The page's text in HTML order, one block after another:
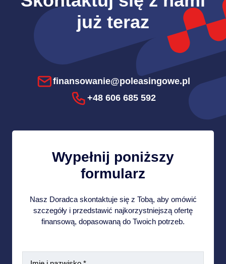
już teraz
finansowanie@poleasingowe.pl
+48 606 685 592
Wypełnij poniższy
formularz
Nasz Doradca skontaktuje się z Tobą, aby omówić
szczegóły i przedstawić najkorzystniejszą ofertę
finansową, dopasowaną do Twoich potrzeb.